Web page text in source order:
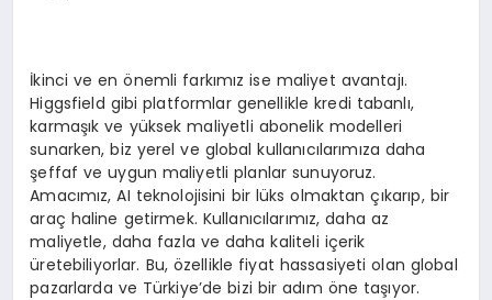
İkinci ve en önemli farkımız ise maliyet avantajı.
Higgsfield gibi platformlar genellikle kredi tabanlı,
karmaşık ve yüksek maliyetli abonelik modelleri
sunarken, biz yerel ve global kullanıcılarımıza daha
şeffaf ve uygun maliyetli planlar sunuyoruz.
Amacımız, AI teknolojisini bir lüks olmaktan çıkarıp, bir
araç haline getirmek. Kullanıcılarımız, daha az
maliyetle, daha fazla ve daha kaliteli içerik
üretebiliyorlar. Bu, özellikle fiyat hassasiyeti olan global
pazarlarda ve Türkiye’de bizi bir adım öne taşıyor.